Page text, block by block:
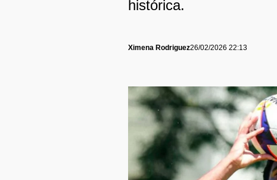
histórica.
Ximena Rodriguez26/02/2026 22:13